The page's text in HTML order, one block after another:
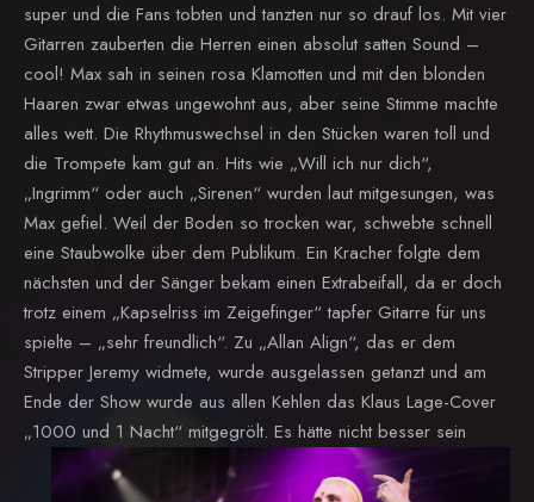
super und die Fans tobten und tanzten nur so drauf los. Mit vier
Gitarren zauberten die Herren einen absolut satten Sound –
cool! Max sah in seinen rosa Klamotten und mit den blonden
Haaren zwar etwas ungewohnt aus, aber seine Stimme machte
alles wett. Die Rhythmuswechsel in den Stücken waren toll und
die Trompete kam gut an. Hits wie „Will ich nur dich“,
„Ingrimm“ oder auch „Sirenen“ wurden laut mitgesungen, was
Max gefiel. Weil der Boden so trocken war, schwebte schnell
eine Staubwolke über dem Publikum. Ein Kracher folgte dem
nächsten und der Sänger bekam einen Extrabeifall, da er doch
trotz einem „Kapselriss im Zeigefinger“ tapfer Gitarre für uns
spielte – „sehr freundlich“. Zu „Allan Align“, das er dem
Stripper Jeremy widmete, wurde ausgelassen getanzt und am
Ende der Show wurde aus allen Kehlen das Klaus Lage-Cover
„1000 und 1 Nacht“ mitgegrölt. Es hätte nicht besser sein